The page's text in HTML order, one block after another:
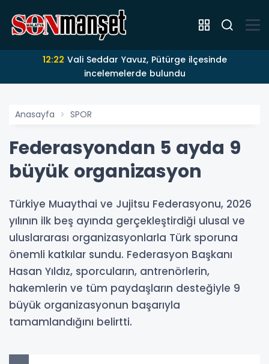
12:22
incelemelerde bulundu
Anasayfa SPOR
Federasyondan 5 ayda 9
büyük organizasyon
Türkiye Muaythai ve Jujitsu Federasyonu, 2026
yılının ilk beş ayında gerçekleştirdiği ulusal ve
uluslararası organizasyonlarla Türk sporuna
önemli katkılar sundu. Federasyon Başkanı
Hasan Yıldız, sporcuların, antrenörlerin,
hakemlerin ve tüm paydaşların desteğiyle 9
büyük organizasyonun başarıyla
tamamlandığını belirtti.